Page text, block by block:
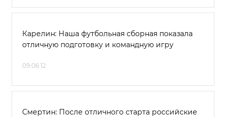
Карелин: Наша футбольная сборная показала
отличную подготовку и командную игру
09.06.12
Смертин: После отличного старта российские